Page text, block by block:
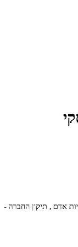
אדם , תיקון החברה -